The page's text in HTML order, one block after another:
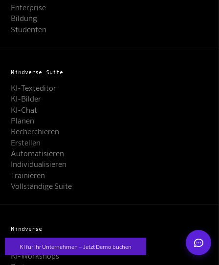
KI für Ihr Unternehmen – Jetzt Demo buchen
Online · KI-Assistent
Mindverse
Enterprise
Bildung
Studenten
Mindverse Suite
KI-Texteditor
KI-Bilder
KI-Chat
Planen
Recherchieren
Erstellen
Automatisieren
Individualisieren
Trainieren
Vollständige Suite
Mindverse
Mindverse-Labs
KI-Workshops